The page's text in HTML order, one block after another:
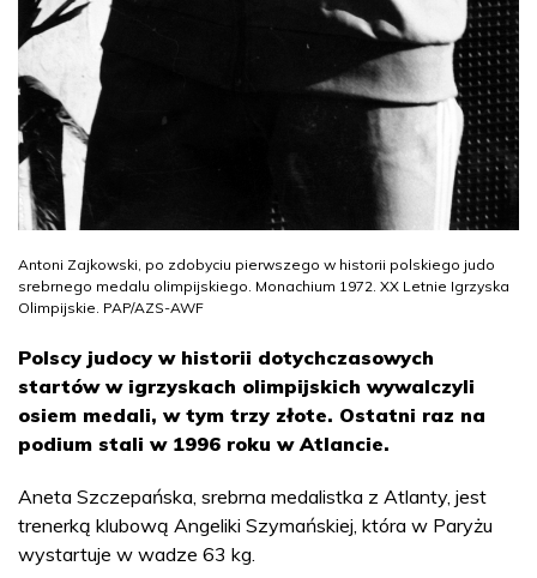
Antoni Zajkowski, po zdobyciu pierwszego w historii polskiego judo
srebrnego medalu olimpijskiego. Monachium 1972. XX Letnie Igrzyska
Olimpijskie. PAP/AZS-AWF
Polscy judocy w historii dotychczasowych
startów w igrzyskach olimpijskich wywalczyli
osiem medali, w tym trzy złote. Ostatni raz na
podium stali w 1996 roku w Atlancie.
Aneta Szczepańska, srebrna medalistka z Atlanty, jest
trenerką klubową Angeliki Szymańskiej, która w Paryżu
wystartuje w wadze 63 kg.